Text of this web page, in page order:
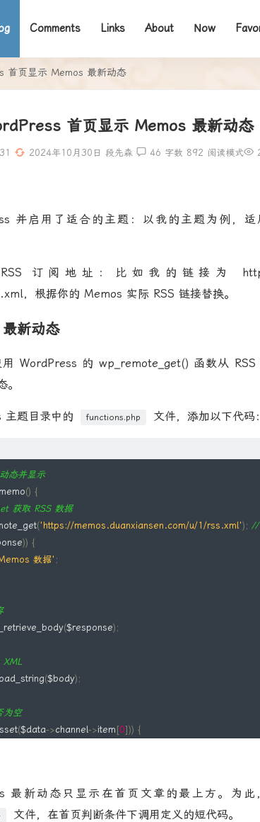
Comments Links About Now
首页显示 Memos 最新动态
首页显示 Memos 最新动态
2024年10月30日 段先森 46 字数 892 阅读模式
并启用了适合的主题：以我的主题为例，适
订阅地址：比如我的链接为
，根据你的 Memos 实际 RSS 链接替换。
新动态
WordPress 的 wp_remote_get() 函数从 RSS
主题目录中的 functions.php 文件，添加以下代码：
态并显示
() {
获取 RSS 数据
('https://memos.duanxiansen.com/u/1/rss.xml'); //
)) {
数据' ;
($response);
XML
($body);
为空
($data->channel->item [0])) {
->channel->item [0];
最新动态只显示在首页文章的最上方。为此
文件，在首页判断条件下调用定义的短代码。